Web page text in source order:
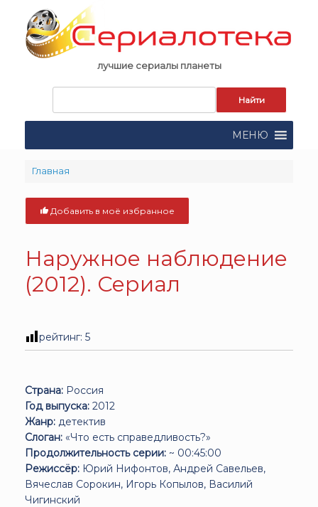
content
лучшие сериалы планеты
поиска:
МЕНЮ
Главная
Добавить в моё избранное
Наружное наблюдение
(2012). Сериал
рейтинг: 5
Страна: Россия
Год выпуска: 2012
Жанр: детектив
Слоган: «Что есть справедливость?»
Продолжительность серии: ~ 00:45:00
Режиссёр: Юрий Нифонтов, Андрей Савельев,
Вячеслав Сорокин, Игорь Копылов, Василий
Чигинский